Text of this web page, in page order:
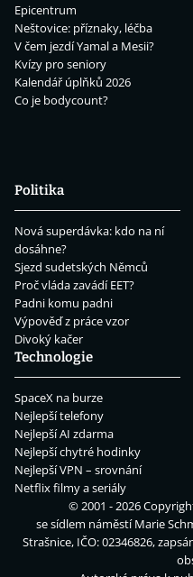
Epicentrum
Neštovice: příznaky, léčba
V čem jezdí Yamal a Mesii?
Kvízy pro seniory
Kalendář úplňků 2026
Co je bodycount?
Politika
Nová superdávka: kdo na ní
dosáhne?
Sjezd sudetských Němců
Proč vláda zavádí EET?
Padni komu padni
Výpověď z práce vzor
Divoký kačer
Technologie
SpaceX na burze
Nejlepší telefony
Nejlepší AI zdarma
Nejlepší chytré hodinky
Nejlepší VPN – srovnání
Netflix filmy a seriály
© 2001 - 2026
se sídlem náměstí Marie
Strašnice, IČO: 02346826,